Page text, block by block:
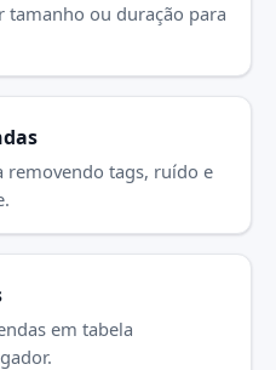
tamanho ou duração para
removendo tags, ruído e
em tabela